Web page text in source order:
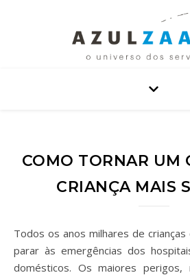
COMO TORNAR UM
CRIANÇA MAIS
Todos os anos milhares de crianças de todo o mundo vão
parar às emergências dos
domésticos. Os maiores perigos,